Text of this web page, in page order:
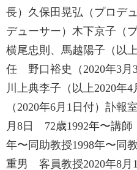
長）久保田晃弘（プロデ
デューサー）木下京子（
横尾忠則、馬越陽子（以
任 野口裕史（2020年3月
川上典李子（以上2020年
（2020年6月1日付）訃
月8日 72歳1992年〜講師
年〜同助教授1998年〜同
重男 客員教授2020年8月